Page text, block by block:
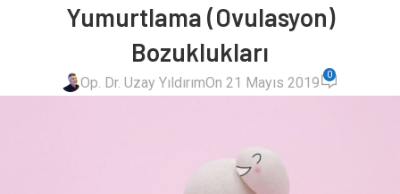
Yumurtlama (Ovulasyon)
Bozuklukları
Op. Dr. Uzay YıldırımOn 21 Mayıs 2019 0